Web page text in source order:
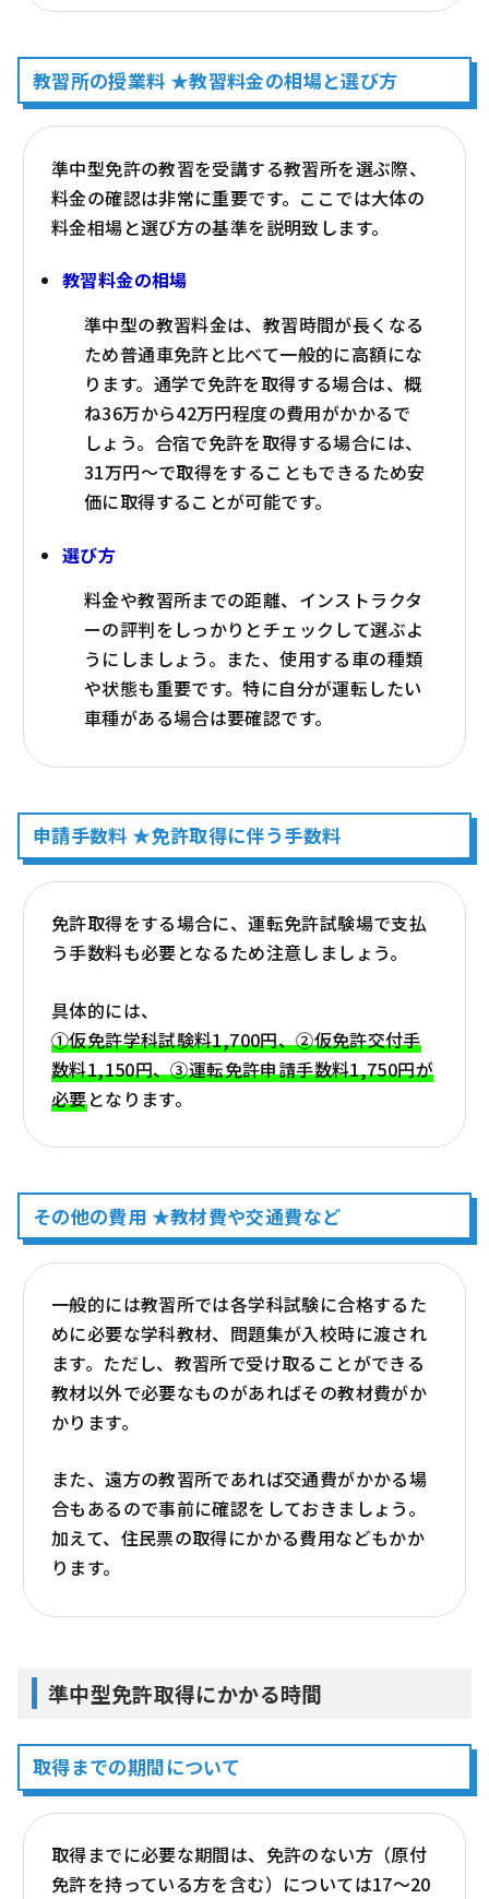
教習所の授業料 ★教習料金の相場と選び方
準中型免許の教習を受講する教習所を選ぶ際、
料金の確認は非常に重要です。ここでは大体の
料金相場と選び方の基準を説明致します。
教習料金の相場
準中型の教習料金は、教習時間が長くなる
ため普通車免許と比べて一般的に高額にな
ります。通学で免許を取得する場合は、概
ね36万から42万円程度の費用がかかるで
しょう。合宿で免許を取得する場合には、
31万円～で取得をすることもできるため安
価に取得することが可能です。
選び方
料金や教習所までの距離、インストラクタ
ーの評判をしっかりとチェックして選ぶよ
うにしましょう。また、使用する車の種類
や状態も重要です。特に自分が運転したい
車種がある場合は要確認です。
申請手数料 ★免許取得に伴う手数料
免許取得をする場合に、運転免許試験場で支払
う手数料も必要となるため注意しましょう。
具体的には、
①仮免許学科試験料1,700円、②仮免許交付手
数料1,150円、③運転免許申請手数料1,750円が
必要となります。
その他の費用 ★教材費や交通費など
一般的には教習所では各学科試験に合格するた
めに必要な学科教材、問題集が入校時に渡され
ます。ただし、教習所で受け取ることができる
教材以外で必要なものがあればその教材費がか
かります。
また、遠方の教習所であれば交通費がかかる場
合もあるので事前に確認をしておきましょう。
加えて、住民票の取得にかかる費用などもかか
ります。
準中型免許取得にかかる時間
取得までの期間について
取得までに必要な期間は、免許のない方（原付
免許を持っている方を含む）については17～20